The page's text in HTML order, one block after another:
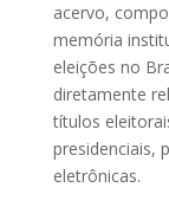
acervo,
memória
eleições no
diretamente
títulos
presidenciais,
eletrônicas.